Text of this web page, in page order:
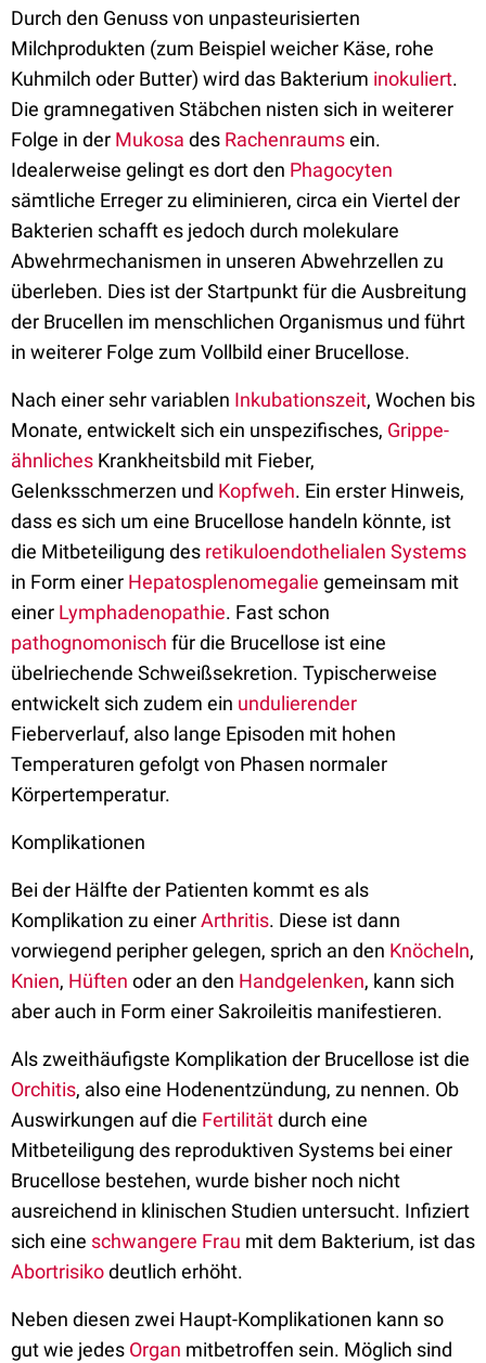
Durch den Genuss von unpasteurisierten
Milchprodukten (zum Beispiel weicher Käse, rohe
Kuhmilch oder Butter) wird das Bakterium inokuliert.
Die gramnegativen Stäbchen nisten sich in weiterer
Folge in der Mukosa des Rachenraumsein.
Idealerweise gelingt es dort den Phagocyten
sämtliche Erreger zu eliminieren, circa ein Viertel der
Bakterien schafft es jedoch durch molekulare
Abwehrmechanismen in unseren Abwehrzellen zu
überleben. Dies ist der Startpunkt für die Ausbreitung
der Brucellen im menschlichen Organismus und führt
in weiterer Folge zum Vollbild einer Brucellose.
Nach einer sehr variablen Inkubationszeit, Wochen bis
Monate, entwickelt sich ein unspezifisches, Grippe-
ähnliches Krankheitsbild mit Fieber,
Gelenksschmerzen und Kopfweh. Ein erster Hinweis,
dass es sich um eine Brucellose handeln könnte, ist
die Mitbeteiligung des retikuloendothelialen Systems
in Form einer Hepatosplenomegalie gemeinsam mit
einer Lymphadenopathie. Fast schon
pathognomonisch für die Brucellose ist eine
übelriechende Schweißsekretion. Typischerweise
entwickelt sich zudem ein undulierender
Fieberverlauf, also lange Episoden mit hohen
Temperaturen gefolgt von Phasen normaler
Körpertemperatur.
Komplikationen
Bei der Hälfte der Patienten kommt es als
Komplikation zu einerArthritis. Diese ist dann
vorwiegend peripher gelegen, sprich an den Knöcheln,
Knien, Hüften oder an den Handgelenken, kann sich
aber auch in Form einer Sakroileitis manifestieren.
Als zweithäufigste Komplikation der Brucellose ist die
Orchitis, also eine Hodenentzündung, zu nennen. Ob
Auswirkungen auf die Fertilitätdurch eine
Mitbeteiligung des reproduktiven Systems bei einer
Brucellose bestehen, wurde bisher noch nicht
ausreichend in klinischen Studien untersucht. Infiziert
sich eine schwangere Frau mit dem Bakterium, ist das
Abortrisikodeutlich erhöht.
Neben diesen zwei Haupt-Komplikationen kann so
gut wie jedes Organ mitbetroffen sein. Möglich sind